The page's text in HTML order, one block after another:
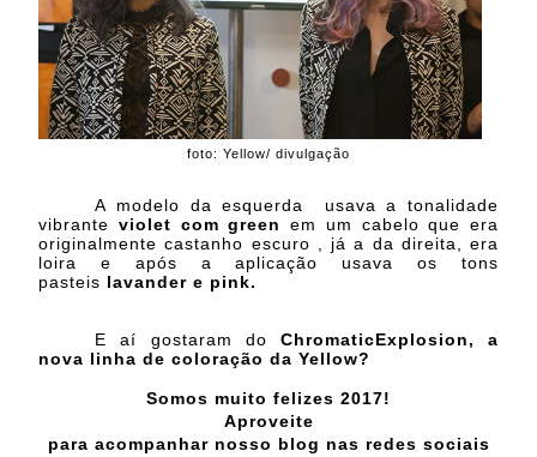
foto: Yellow/ divulgação
A modelo da esquerda usava a tonalidade
vibrante violet com green
em um cabelo que era
originalmente castanho escuro , já a da direita, era
loira e após a aplicação usava os tons
pasteis lavander e pink.
E aí gostaram do ChromaticExplosion, a
nova linha de coloração da Yellow?
Somos muito felizes 2017!
Aproveite
para acompanhar nosso blog nas redes sociais